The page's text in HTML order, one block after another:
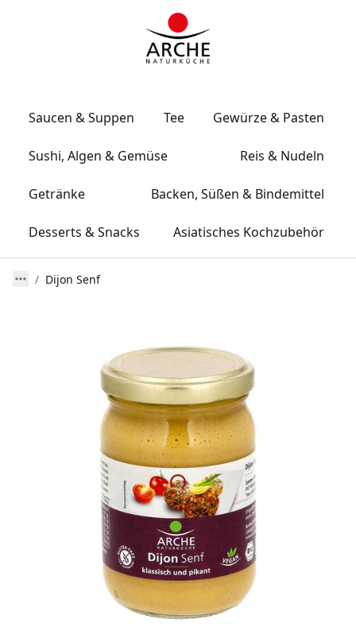
Saucen & Suppen Tee Gewürze & Pasten
Sushi, Algen & Gemüse Reis & Nudeln
Getränke Backen, Süßen & Bindemittel
Desserts & Snacks Asiatisches Kochzubehör
Dijon Senf